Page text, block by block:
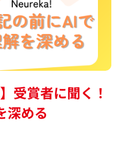
受賞者に聞く！
深める